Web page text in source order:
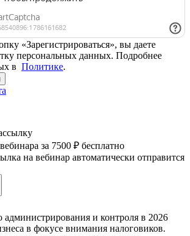
«Зарегистрироваться», вы даете
персональных данных. Подробнее
в Политике.
за 7500 ₽ бесплатно
на вебинар автоматически отправится
администрирования и контроля в 2026
в фокусе внимания налоговиков.